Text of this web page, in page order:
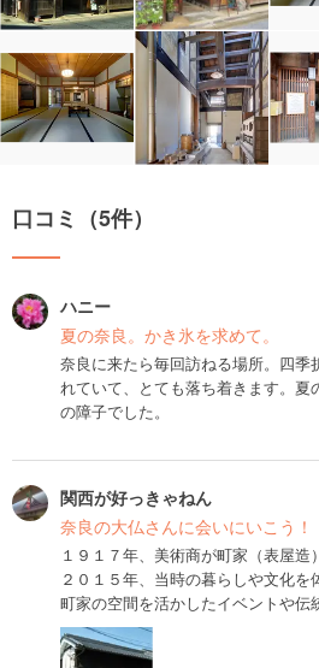
口コミ（5件）
ハニー
夏の奈良。かき氷を求めて。
奈良に来たら毎回訪ねる場所。四季
れていて、とても落ち着きます。
の障子でした。
関西が好っきゃねん
奈良の大仏さんに会いにいこう！
１９１７年、美術商が町家（表屋造
２０１５年、当時の暮らしや文化を
町家の空間を活かしたイベントや伝